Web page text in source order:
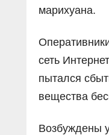
марихуана.
сеть
пытался
вещества
Возбуждены